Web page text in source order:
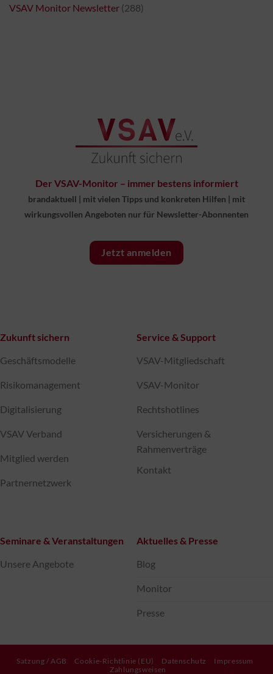
VSAV Monitor Newsletter (288)
Der VSAV-Monitor – immer bestens informiert
brandaktuell | mit vielen Tipps und konkreten Hilfen | mit
wirkungsvollen Angeboten nur für Newsletter-Abonnenten
Jetzt anmelden
Zukunft sichern
Geschäftsmodelle
Risikomanagement
Digitalisierung
VSAV Verband
Mitglied werden
Partnernetzwerk
Service & Support
VSAV-Mitgliedschaft
VSAV-Monitor
Rechtshotlines
Versicherungen &
Rahmenverträge
Kontakt
Seminare & Veranstaltungen
Unsere Angebote
Aktuelles & Presse
Blog
Monitor
Presse
Satzung / AGB Cookie-Richtlinie (EU) Datenschutz
Impressum
Zahlungsweisen